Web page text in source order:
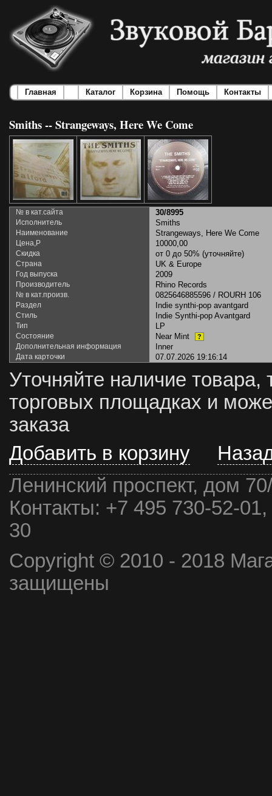
Главная Каталог Корзина Помощь Контакты
Smiths -- Strangeways, Here We Come
№ в кат.сайта 30/8995
Исполнитель Smiths
Наименование Strangeways, Here We Come
Цена,Р 10000,00
Скидка от 0 до 50% (уточняйте)
Страна UK & Europe
Год выпуска 2009
Производитель Rhino Records
№ в кат.произв. 0825646885596 / ROURH 106
Раздел Indie synthi-pop avantgard
Стиль Indie Synthi-pop Avantgard
Тип LP
Состояние Near Mint ?
Дополнительная информация Inner
Дата карточки 07.07.2026 19:16:14
Уточняйте наличие товара,
торговых площадках и
заказа
Добавить в корзину
Ленинский проспект, дом
Контакты: +7 495 730-52-
30
Copyright © 2010 - 2018
защищены